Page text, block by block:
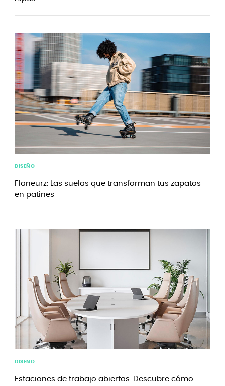
DISEÑO
Flaneurz: Las suelas que transforman tus zapatos
en patines
DISEÑO
Estaciones de trabajo abiertas: Descubre cómo